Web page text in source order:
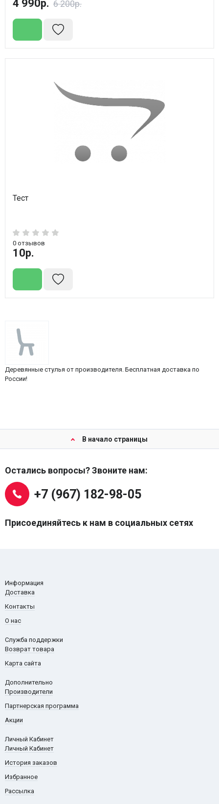
4 990р. 6 200р.
Тест
0 отзывов
10р.
Деревянные стулья от производителя. Бесплатная доставка по
России!
В начало страницы
Остались вопросы? Звоните нам:
+7 (967) 182-98-05
Присоединяйтесь к нам в социальных сетях
Информация
Доставка
Контакты
О нас
Служба поддержки
Возврат товара
Карта сайта
Дополнительно
Производители
Партнерская программа
Акции
Личный Кабинет
Личный Кабинет
История заказов
Избранное
Рассылка